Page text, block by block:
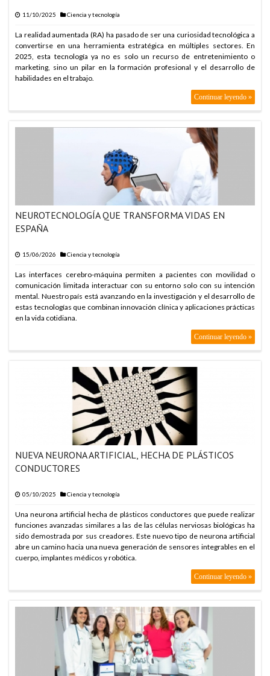
11/10/2025 Ciencia y tecnología
La realidad aumentada (RA) ha pasado de ser una curiosidad tecnológica a
convertirse en una herramienta estratégica en múltiples sectores. En
2025, esta tecnología ya no es solo un recurso de entretenimiento o
marketing, sino un pilar en la formación profesional y el desarrollo de
habilidades en el trabajo.
Continuar leyendo »
NEUROTECNOLOGÍA QUE TRANSFORMA VIDAS EN
ESPAÑA
15/06/2026 Ciencia y tecnología
Las interfaces cerebro-máquina permiten a pacientes con movilidad o
comunicación limitada interactuar con su entorno solo con su intención
mental. Nuestro país está avanzando en la investigación y el desarrollo de
estas tecnologías que combinan innovación clínica y aplicaciones prácticas
en la vida cotidiana.
Continuar leyendo »
NUEVA NEURONA ARTIFICIAL, HECHA DE PLÁSTICOS
CONDUCTORES
05/10/2025 Ciencia y tecnología
Una neurona artificial hecha de plásticos conductores que puede realizar
funciones avanzadas similares a las de las células nerviosas biológicas ha
sido demostrada por sus creadores. Este nuevo tipo de neurona artificial
abre un camino hacia una nueva generación de sensores integrables en el
cuerpo, implantes médicos y robótica.
Continuar leyendo »